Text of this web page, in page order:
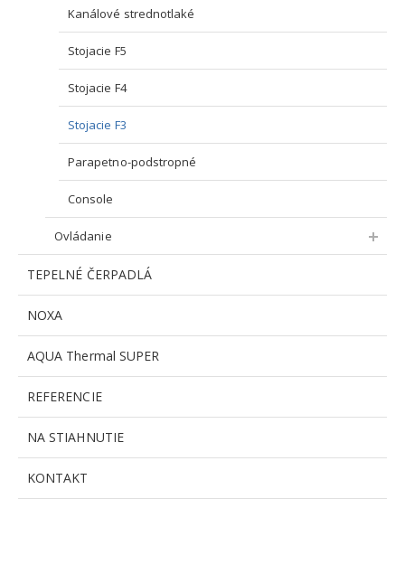
Kanálové strednotlaké
Stojacie F5
Stojacie F4
Stojacie F3
Parapetno-podstropné
Console
Ovládanie
TEPELNÉ ČERPADLÁ
NOXA
AQUA Thermal SUPER
REFERENCIE
NA STIAHNUTIE
KONTAKT